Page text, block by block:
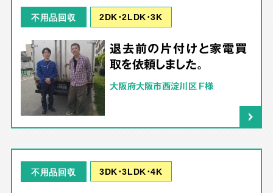
不用品回収 2DK･2LDK･3K
退去前の片付けと家電買
取を依頼しました。
大阪府大阪市西淀川区 F様
不用品回収 3DK･3LDK･4K